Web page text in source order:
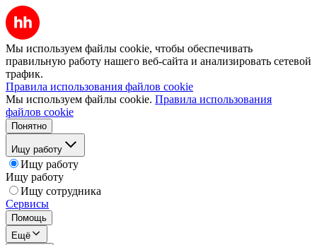
Мы используем файлы cookie, чтобы обеспечивать
правильную работу нашего веб-сайта и анализировать сетевой
трафик.
Правила использования файлов cookie
Мы используем файлы cookie. Правила использования
файлов cookie
Понятно
Ищу работу
Ищу работу
Ищу работу
Ищу сотрудника
Сервисы
Помощь
Ещё